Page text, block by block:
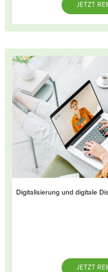
JETZT
Digitalisierung und digitale
JETZT